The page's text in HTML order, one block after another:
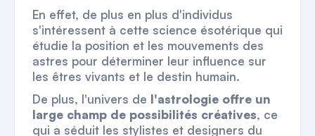
En effet, de plus en plus d'individus
s'intéressent à cette science ésotérique qui
étudie la position et les mouvements des
astres pour déterminer leur influence sur
les êtres vivants et le destin humain.
De plus, l'univers de l'astrologie offre un
large champ de possibilités créatives, ce
qui a séduit les stylistes et designers du